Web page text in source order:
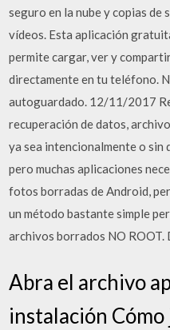
seguro en la nube y copias de
vídeos. Esta aplicación
permite cargar, ver y
directamente en tu teléfono.
autoguardado. 12/11/2017
recuperación de datos,
ya sea intencionalmente o sin
pero muchas aplicaciones
fotos borradas de Android,
un método bastante simple
archivos borrados NO ROOT.
Abra el archivo
instalación